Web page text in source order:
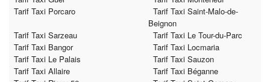
Tarif Taxi Porcaro
Tarif Taxi Saint-Malo-de-
Beignon
Tarif Taxi Sarzeau
Tarif Taxi Le Tour-du-Parc
Tarif Taxi Bangor
Tarif Taxi Locmaria
Tarif Taxi Le Palais
Tarif Taxi Sauzon
Tarif Taxi Allaire
Tarif Taxi Béganne